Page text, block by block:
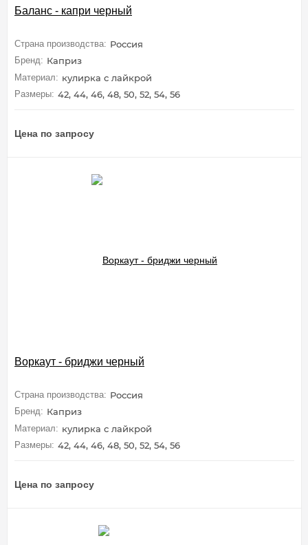
Баланс - капри черный
Страна производства: Россия
Бренд: Каприз
Материал: кулирка с лайкрой
Размеры: 42, 44, 46, 48, 50, 52, 54, 56
Цена по запросу
Воркаут - бриджи черный
Страна производства: Россия
Бренд: Каприз
Материал: кулирка с лайкрой
Размеры: 42, 44, 46, 48, 50, 52, 54, 56
Цена по запросу